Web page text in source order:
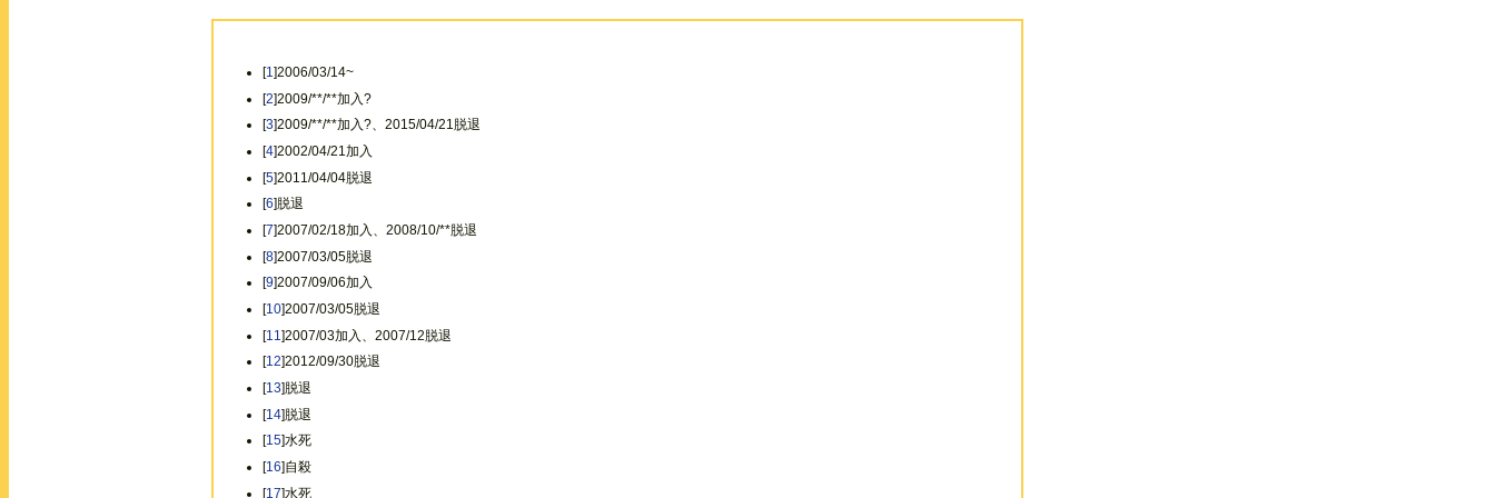
[1]2006/03/14~
[2]2009/**/**加入?
[3]2009/**/**加入?、2015/04/21脱退
[4]2002/04/21加入
[5]2011/04/04脱退
[6]脱退
[7]2007/02/18加入、2008/10/**脱退
[8]2007/03/05脱退
[9]2007/09/06加入
[10]2007/03/05脱退
[11 ]2007/03加入、2007/12脱退
[12]2012/09/30脱退
[13]脱退
[14]脱退
[15]水死
[16]自殺
[17]水死